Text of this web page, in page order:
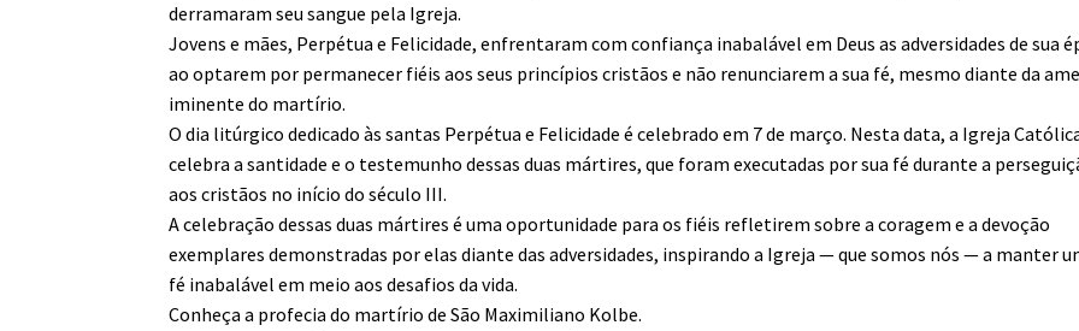
derramaram seu sangue pela Igreja.
Jovens e mães, Perpétua e Felicidade, enfrentaram com confiança inabalável em Deus as adversidades de sua
ao optarem por permanecer fiéis aos seus princípios cristãos e não renunciarem a sua fé, mesmo diante da
iminente do martírio.
O dia litúrgico dedicado às santas Perpétua e Felicidade é celebrado em 7 de março. Nesta data, a Igreja
celebra a santidade e o testemunho dessas duas mártires, que foram executadas por sua fé durante a
aos cristãos no início do século III.
A celebração dessas duas mártires é uma oportunidade para os fiéis refletirem sobre a coragem e a devoção
exemplares demonstradas por elas diante das adversidades, inspirando a Igreja — que somos nós — a manter
fé inabalável em meio aos desafios da vida.
Conheça a profecia do martírio de São Maximiliano Kolbe.